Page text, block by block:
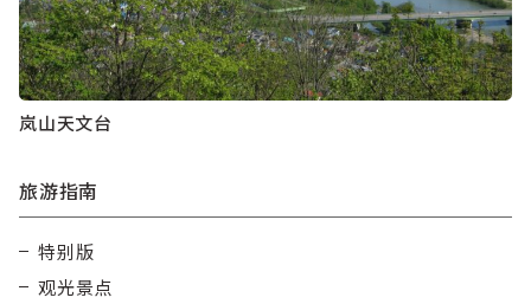
岚山天文台
旅游指南
特别版
观光景点